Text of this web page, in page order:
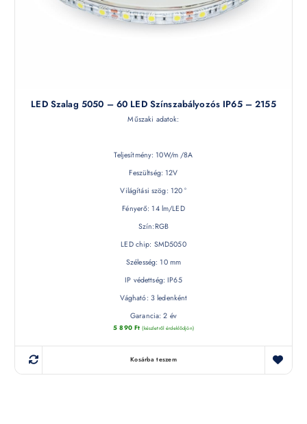
LED Szalag 5050 – 60 LED Színszabályozós IP65 – 2155
Műszaki adatok:
Teljesítmény: 10W/m /8A
Feszültség: 12V
Világítási szög: 120 °
Fényerő: 14 lm/LED
Szín:RGB
LED chip: SMD5050
Szélesség: 10 mm
IP védettség: IP65
Vágható: 3 ledenként
Garancia: 2 év
5 890 Ft (készletről érdeklődjön)
Kosárba teszem